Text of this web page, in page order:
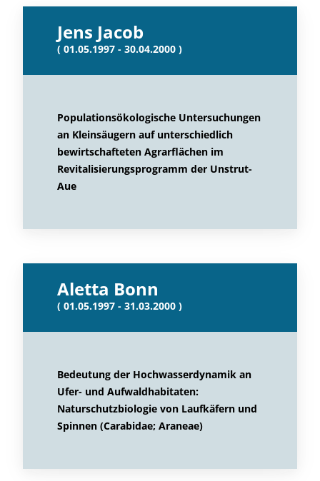
Jens Jacob
( 01.05.1997 - 30.04.2000 )
Populationsökologische Untersuchungen
an Kleinsäugern auf unterschiedlich
bewirtschafteten Agrarflächen im
Revitalisierungsprogramm der Unstrut-
Aue
Aletta Bonn
( 01.05.1997 - 31.03.2000 )
Bedeutung der Hochwasserdynamik an
Ufer- und Aufwaldhabitaten:
Naturschutzbiologie von Laufkäfern und
Spinnen (Carabidae; Araneae)